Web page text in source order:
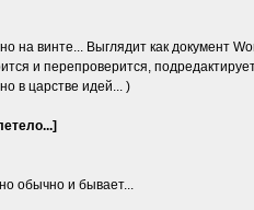
на винте... Выглядит как документ
и перепроверится,
в царстве идей... )
обычно и бывает...